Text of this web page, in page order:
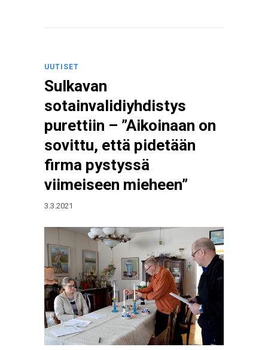
UUTISET
Sulkavan
sotainvalidiyhdistys
purettiin – ”Aikoinaan on
sovittu, että pidetään
firma pystyssä
viimeiseen mieheen”
3.3.2021